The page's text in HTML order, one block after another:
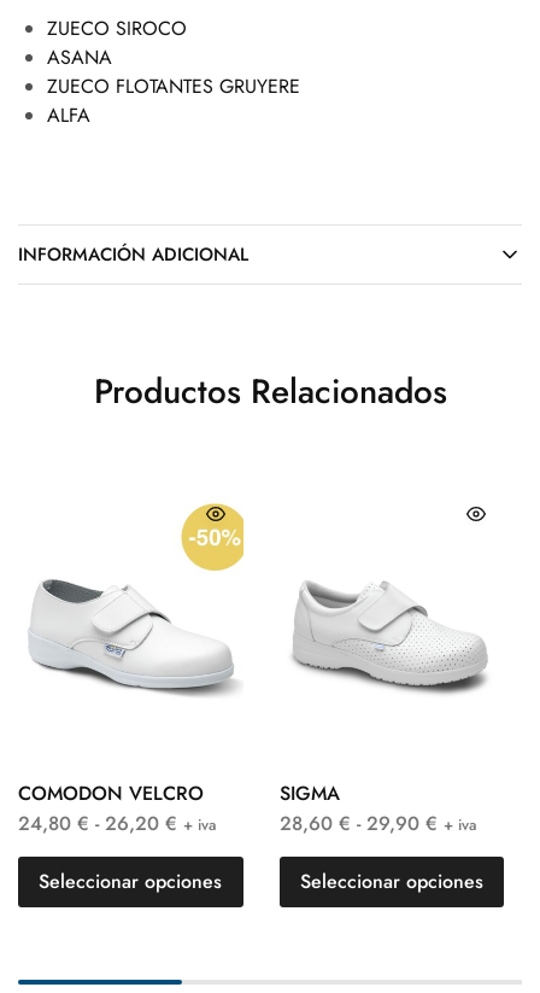
ZUECO SIROCO
ASANA
ZUECO FLOTANTES GRUYERE
ALFA
INFORMACIÓN ADICIONAL
Productos Relacionados
COMODON VELCRO
24,80 € - 26,20 € + iva
Seleccionar opciones
SIGMA
28,60 € - 29,90 € + iva
Seleccionar opciones